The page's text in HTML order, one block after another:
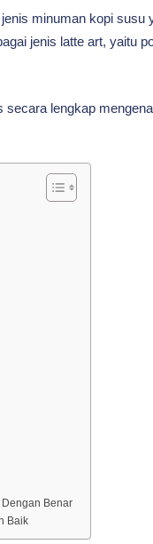
minuman kopi
jenis latte art, yaitu
lengkap
Benar
Baik